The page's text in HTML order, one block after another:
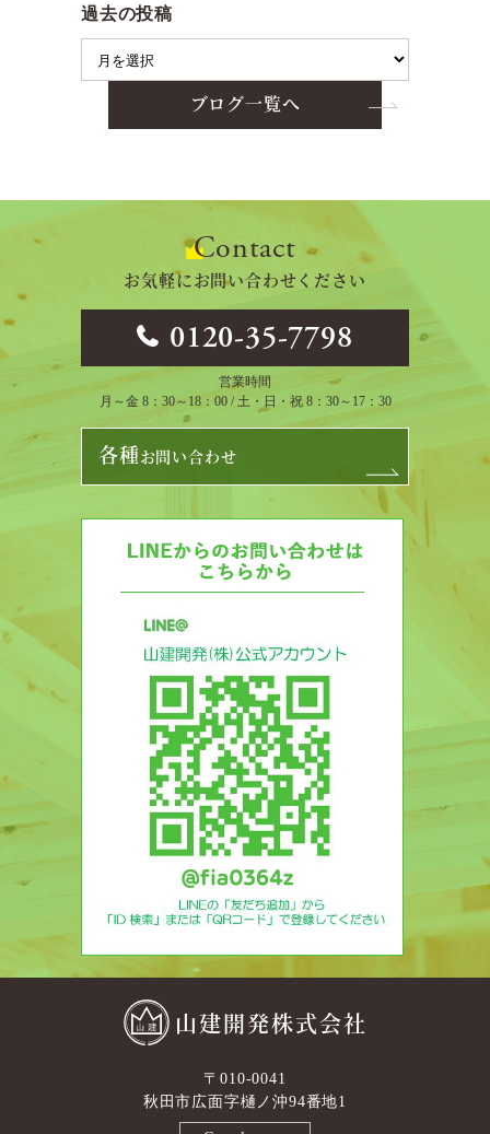
過去の投稿
ブログ一覧へ
Contact
お気軽にお問い合わせください
0120-35-7798
営業時間
月～金 8：30～18：00 / 土・日・祝 8：30～17：30
各種お問い合わせ
山建開発株式会社
〒010-0041
秋田市広面字樋ノ沖94番地1